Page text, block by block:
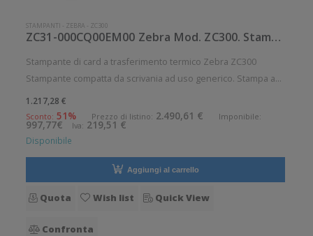
STAMPANTI - ZEBRA - ZC300
ZC31-000CQ00EM00 Zebra Mod. ZC300. Stampante di card.
Stampante di card a trasferimento termico Zebra ZC300
Stampante compatta da scrivania ad uso generico. Stampa a
trasferimento termico. Velocità di stampa: 900 card/ora
Risoluzione di stampa: 12 dot/mm Supporto di stampa: Card
Connettività: Ethe
1.217,28 €
Sconto: 51% Prezzo di listino: 2.490,61 € Imponibile:
997,77€ Iva: 219,51 €
Disponibile
Aggiungi al carrello
Quota Wish list Quick View
Confronta